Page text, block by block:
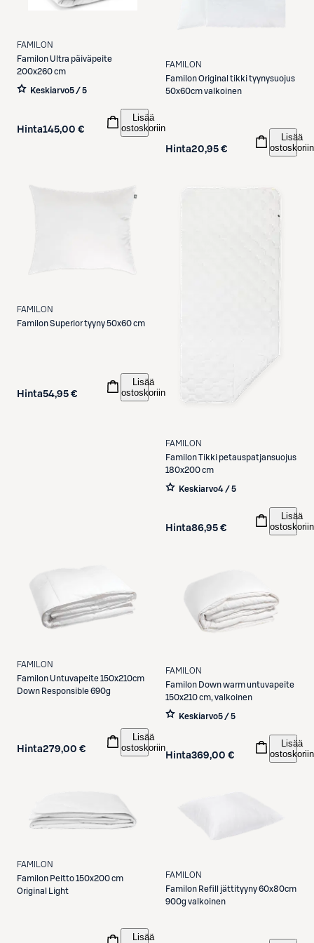
FAMILON
FamilonUltra päiväpeite
200x260 cm
Keskiarvo5 / 5
Hinta145,00 €
Lisää
ostoskoriin
FAMILON
FamilonOriginal tikki tyynysuojus
50x60cm valkoinen
Hinta20,95 €
Lisää
ostoskoriin
FAMILON
FamilonSuperior tyyny 50x60 cm
Hinta54,95 €
Lisää
ostoskoriin
FAMILON
FamilonTikki petauspatjansuojus
180x200 cm
Keskiarvo4 / 5
Hinta86,95 €
Lisää
ostoskoriin
FAMILON
FamilonUntuvapeite 150x210cm
Down Responsible 690g
Hinta279,00 €
Lisää
ostoskoriin
FAMILON
Familon Down warm untuvapeite
150x210 cm, valkoinen
Keskiarvo5 / 5
Hinta369,00 €
Lisää
ostoskoriin
FAMILON
Familon Peitto 150x200 cm
Original Light
Lisää
FAMILON
Familon Refill jättityyny 60x80cm
900g valkoinen